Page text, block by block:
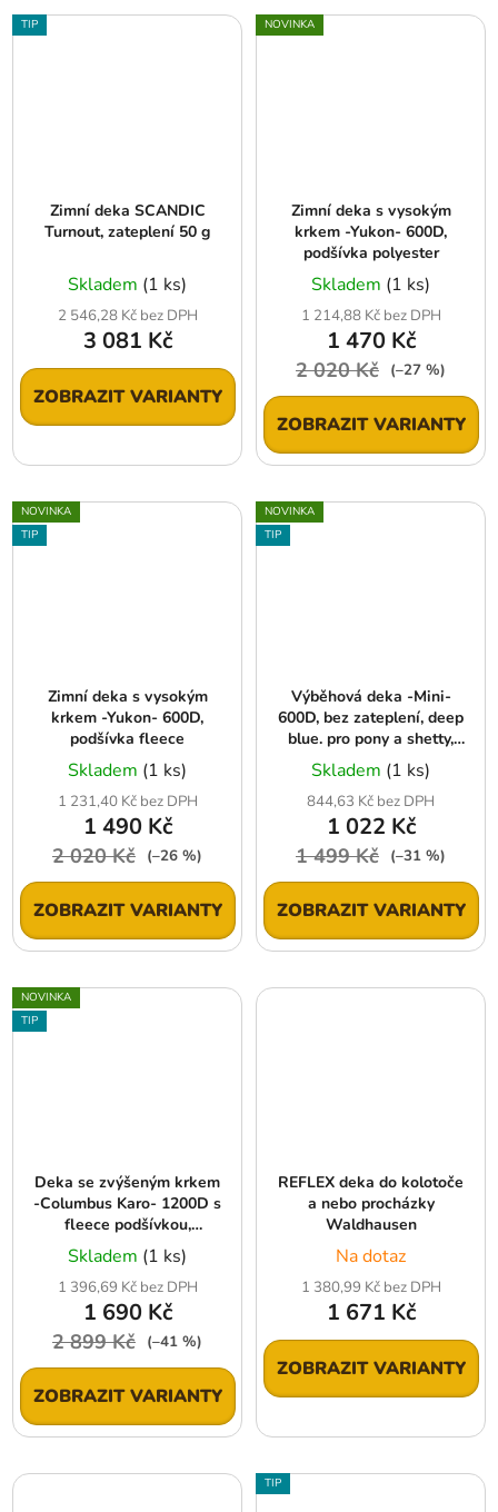
TIP
Zimní deka SCANDIC
Turnout, zateplení 50 g
Skladem (1 ks)
2 546,28 Kč bez DPH
3 081 Kč
ZOBRAZIT VARIANTY
NOVINKA
Zimní deka s vysokým
krkem -Yukon- 600D,
podšívka polyester
Skladem (1 ks)
1 214,88 Kč bez DPH
1 470 Kč
2 020 Kč (–27 %)
ZOBRAZIT VARIANTY
NOVINKA
TIP
Zimní deka s vysokým
krkem -Yukon- 600D,
podšívka fleece
Skladem (1 ks)
1 231,40 Kč bez DPH
1 490 Kč
2 020 Kč (–26 %)
ZOBRAZIT VARIANTY
NOVINKA
TIP
Výběhová deka -Mini-
600D, bez zateplení, deep
blue. pro pony a shetty,
minishetty
Skladem (1 ks)
844,63 Kč bez DPH
1 022 Kč
1 499 Kč (–31 %)
ZOBRAZIT VARIANTY
NOVINKA
TIP
Deka se zvýšeným krkem
-Columbus Karo- 1200D s
fleece podšívkou,
navy/brown check
Skladem (1 ks)
1 396,69 Kč bez DPH
1 690 Kč
2 899 Kč (–41 %)
ZOBRAZIT VARIANTY
REFLEX deka do kolotoče
a nebo procházky
Waldhausen
Na dotaz
1 380,99 Kč bez DPH
1 671 Kč
ZOBRAZIT VARIANTY
TIP